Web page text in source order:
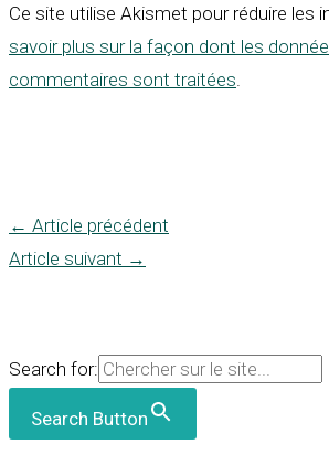
Ce site utilise Akismet pour réduire les
savoir plus sur la façon dont les
commentaires sont traitées
← Article précédent
Article suivant →
Search for:
Search Button